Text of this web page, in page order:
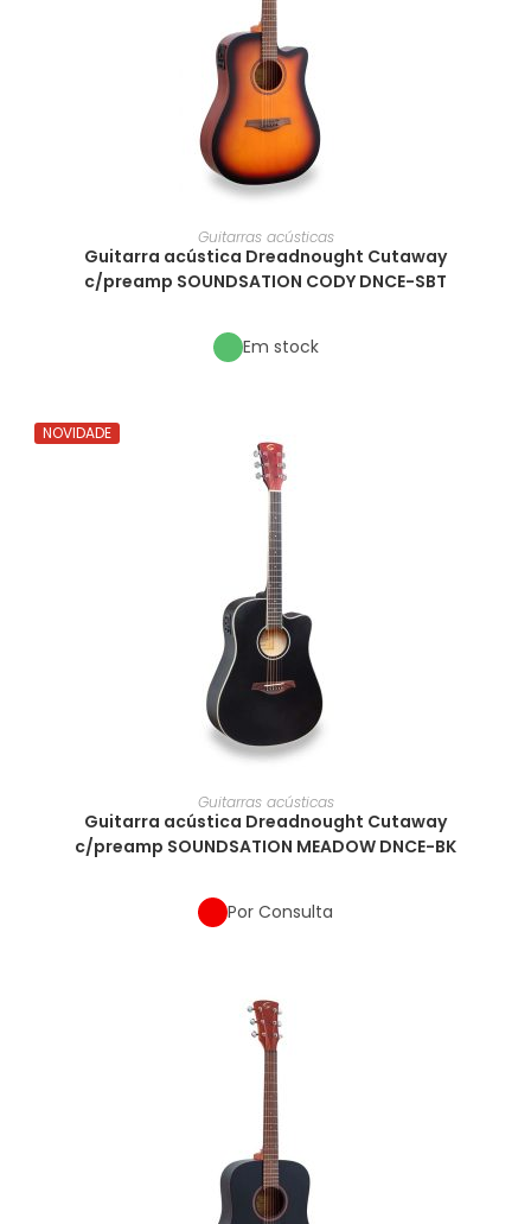
Guitarras acústicas
Guitarra acústica Dreadnought Cutaway
c/preamp SOUNDSATION CODY DNCE-SBT
Em stock
NOVIDADE
Guitarras acústicas
Guitarra acústica Dreadnought Cutaway
c/preamp SOUNDSATION MEADOW DNCE-BK
Por Consulta